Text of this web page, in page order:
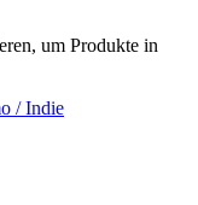
um Produkte in
/ Indie